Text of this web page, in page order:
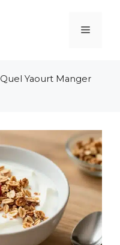
Menu
Quel Yaourt Manger